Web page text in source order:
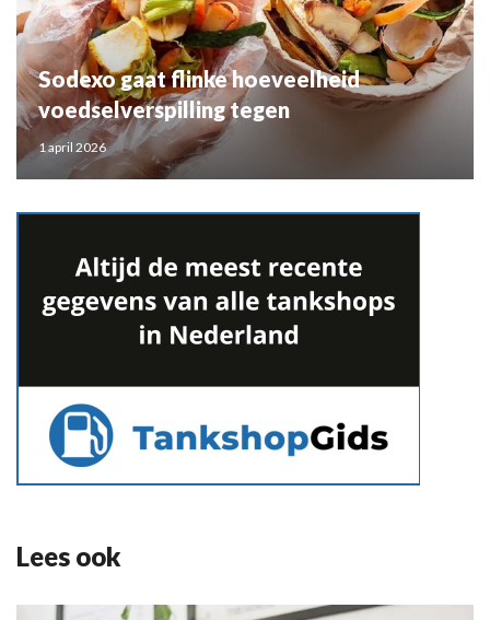
Sodexo gaat flinke hoeveelheid
voedselverspilling tegen
1 april 2026
Lees ook